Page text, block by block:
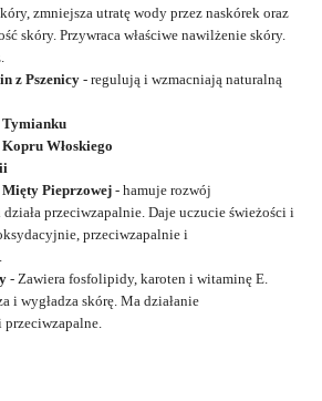
zmniejsza utratę wody przez naskórek oraz
skóry. Przywraca właściwe nawilżenie skóry.
z Pszenicy- regulują i wzmacniają naturalną
Włoskiego
Pieprzowej - hamuje rozwój
przeciwzapalnie. Daje uczucie świeżości i
przeciwzapalnie i
- Zawiera fosfolipidy, karoten i witaminę E.
i wygładza skórę. Ma działanie